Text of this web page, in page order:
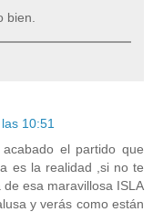
bien.
10:51
el partido que
es la realidad ,si no te
esa maravillosa ISLA
y verás como están